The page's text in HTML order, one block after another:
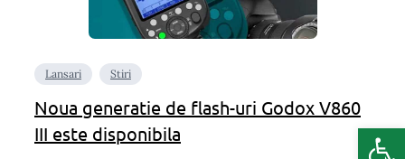
Lansari Stiri
Noua generatie de flash-uri Godox V860
III este disponibila